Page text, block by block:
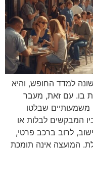
למדד החופש, והיא
בו. עם זאת, מעבר
שבלטו
המבקשים לבלות או
לרוב ברכב פרטי,
המועצה אינה תומכת